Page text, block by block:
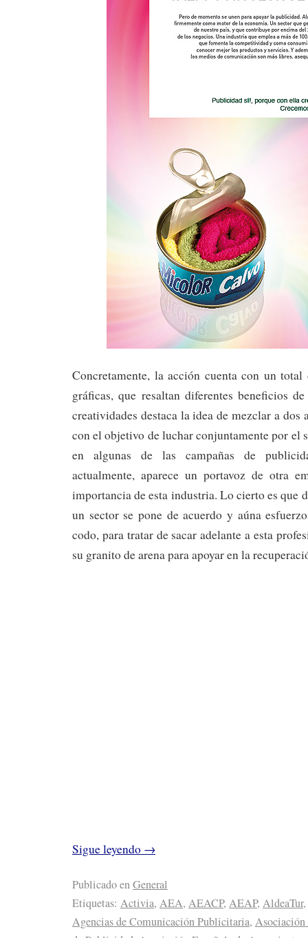
Concretamente, la acción cuenta con un
gráficas, que resaltan diferentes beneficios
creatividades destaca la idea de mezclar a dos
con el objetivo de luchar conjuntamente por el
en algunas de las campañas de
actualmente, aparece un portavoz de otra
importancia de esta industria. Lo cierto es que
un sector se pone de acuerdo y aúna
codo, para tratar de sacar adelante a esta
su granito de arena para apoyar en la
Sigue leyendo →
Publicado enGeneral
Etiquetas: Activia, AEA, AEACP, AEAP, AldeaTur,
Agencias de Comunicación Publicitaria, Asociación